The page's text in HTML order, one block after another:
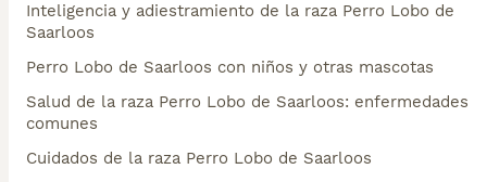
Inteligencia y adiestramiento de la raza Perro Lobo de
Saarloos
Perro Lobo de Saarloos con niños y otras mascotas
Salud de la raza Perro Lobo de Saarloos: enfermedades
comunes
Cuidados de la raza Perro Lobo de Saarloos